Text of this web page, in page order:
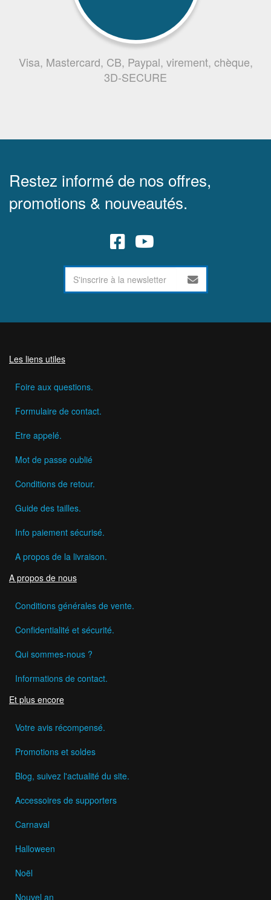
Visa, Mastercard, CB, Paypal, virement, chèque,
3D-SECURE
Restez informé de nos offres,
promotions & nouveautés.
Les liens utiles
Foire aux questions.
Formulaire de contact.
Etre appelé.
Mot de passe oublié
Conditions de retour.
Guide des tailles.
Info paiement sécurisé.
A propos de la livraison.
A propos de nous
Conditions générales de vente.
Confidentialité et sécurité.
Qui sommes-nous ?
Informations de contact.
Et plus encore
Votre avis récompensé.
Promotions et soldes
Blog, suivez l'actualité du site.
Accessoires de supporters
Carnaval
Halloween
Noël
Nouvel an